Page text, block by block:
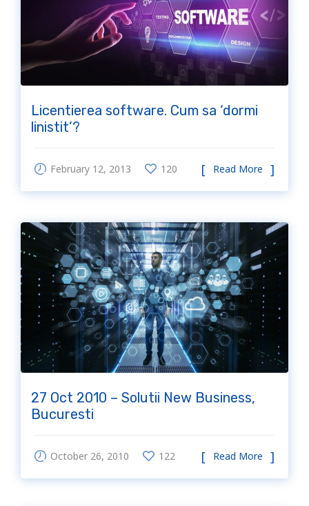
Licentierea software. Cum sa ‘dormi
linistit’?
February 12, 2013 120 Read More
27 Oct 2010 – Solutii New Business,
Bucuresti
October 26, 2010 122 Read More